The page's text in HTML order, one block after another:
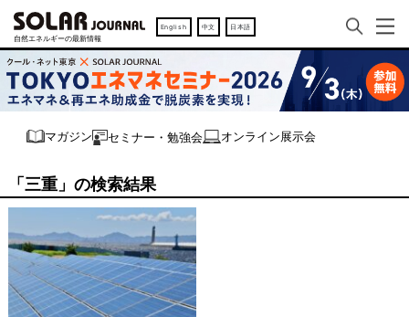
English 中文 日本語
マガジン セミナー・勉強会 オンライン展示会
「三重」の検索結果